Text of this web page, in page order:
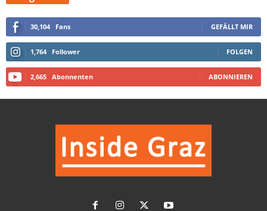
30,104 Fans GEFÄLLT MIR
1,764 Follower FOLGEN
2,665 Abonnenten ABONNIEREN